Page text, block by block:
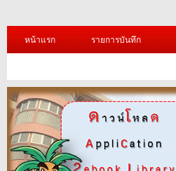
หน้าแรก รายการบันทึก